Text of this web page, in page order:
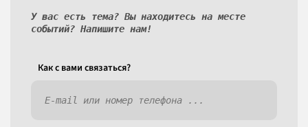
У вас есть тема? Вы находитесь на месте
событий? Напишите нам!
Как c вами связаться?